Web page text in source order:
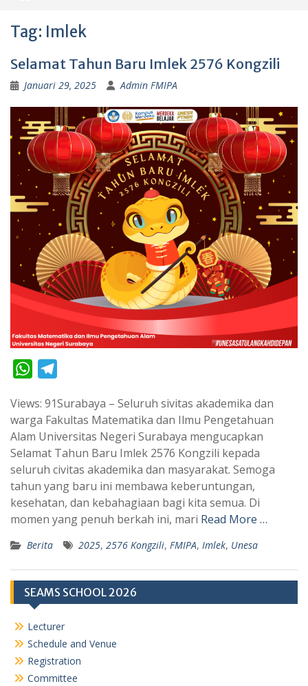
Tag: Imlek
Selamat Tahun Baru Imlek 2576 Kongzili
Januari 29, 2025 Admin FMIPA
W
a
t
A
p
p
l
e
g
r
a
m
Views: 91Surabaya – Seluruh sivitas akademika dan
warga Fakultas Matematika dan Ilmu Pengetahuan
Alam Universitas Negeri Surabaya mengucapkan
Selamat Tahun Baru Imlek 2576 Kongzili kepada
seluruh civitas akademika dan masyarakat. Semoga
tahun yang baru ini membawa keberuntungan,
kesehatan, dan kebahagiaan bagi kita semua. Di
momen yang penuh berkah ini, mari Read More …
Berita 2025, 2576 Kongzili, FMIPA, Imlek, Unesa
SEAMS SCHOOL 2026
Lecturer
Schedule and Venue
Registration
Committee